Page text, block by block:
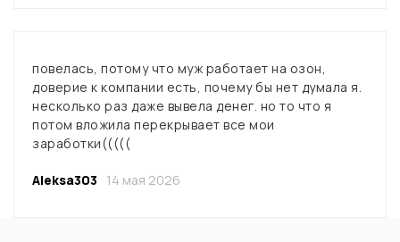
повелась, потому что муж работает на озон,
доверие к компании есть, почему бы нет думала я.
несколько раз даже вывела денег. но то что я
потом вложила перекрывает все мои
заработки(((((
Aleksа303 14 мая 2026